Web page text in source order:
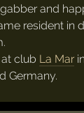
and
resident in
club La Mar
Germany.